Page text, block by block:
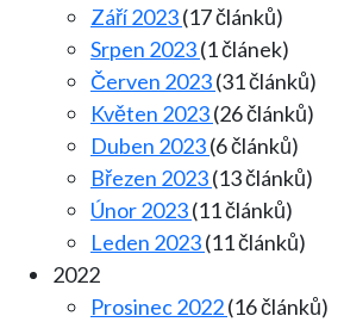
Září 2023(17 článků)
Srpen 2023(1 článek)
Červen 2023(31 článků)
Květen 2023(26 článků)
Duben 2023(6 článků)
Březen 2023(13 článků)
Únor 2023(11 článků)
Leden 2023(11 článků)
2022
Prosinec 2022(16 článků)